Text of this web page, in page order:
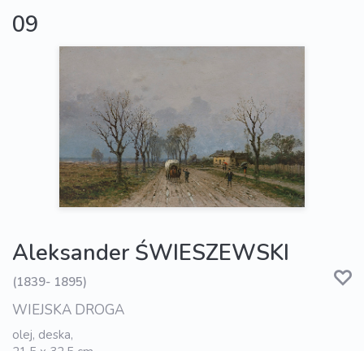
09
Aleksander ŚWIESZEWSKI
(1839- 1895)
WIEJSKA DROGA
olej, deska,